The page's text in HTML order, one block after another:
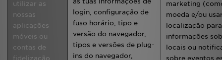
utilizar as
nossas
aplicações
móveis ou
contas de
fidelização
login, configuração de
fuso horário, tipo e
versão do navegador,
tipos e versões de plug-
ins do navegador,
marketing
moeda e/ou
localização
informações
locais ou
sobre eventos